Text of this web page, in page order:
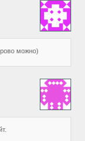
можно)